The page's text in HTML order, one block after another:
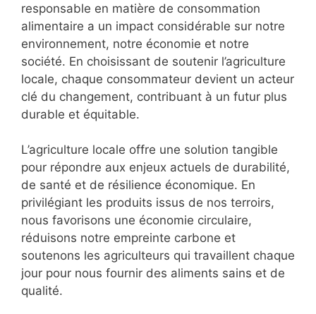
responsable en matière de consommation
alimentaire a un impact considérable sur notre
environnement, notre économie et notre
société. En choisissant de soutenir l’agriculture
locale, chaque consommateur devient un acteur
clé du changement, contribuant à un futur plus
durable et équitable.
L’agriculture locale offre une solution tangible
pour répondre aux enjeux actuels de durabilité,
de santé et de résilience économique. En
privilégiant les produits issus de nos terroirs,
nous favorisons une économie circulaire,
réduisons notre empreinte carbone et
soutenons les agriculteurs qui travaillent chaque
jour pour nous fournir des aliments sains et de
qualité.